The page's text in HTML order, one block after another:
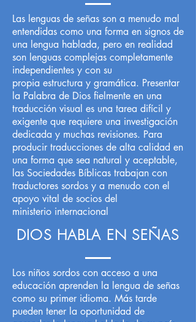
Las lenguas de señas son a menudo mal
entendidas como una forma en signos de
una lengua hablada, pero en realidad
son lenguas complejas completamente
independientes y con su
propia estructura y gramática. Presentar
la Palabra de Dios fielmente en una
traducción visual es una tarea difícil y
exigente que requiere una investigación
dedicada y muchas revisiones. Para
producir traducciones de alta calidad en
una forma que sea natural y aceptable,
las Sociedades Bíblicas trabajan con
traductores sordos y a menudo con el
apoyo vital de socios del
ministerio internacional
DIOS HABLA EN SEÑAS
Los niños sordos con acceso a una
educación aprenden la lengua de señas
como su primer idioma. Más tarde
pueden tener la oportunidad de